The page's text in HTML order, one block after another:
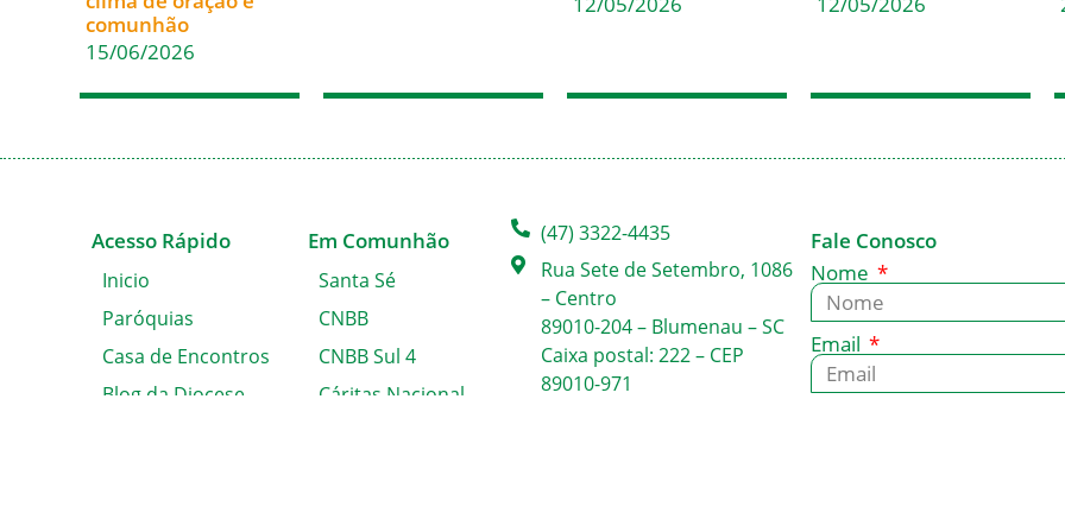
comunhão
15/06/2026
Acesso Rápido
Inicio
Paróquias
Casa de Encontros
Blog da Diocese
Em Comunhão
Santa Sé
CNBB
CNBB Sul 4
Cáritas Nacional
(47) 3322-4435
Rua Sete de Setembro, 1086
– Centro
89010-204 – Blumenau – SC
Caixa postal: 222 – CEP
89010-971
Fale Conosco
Nome
Email